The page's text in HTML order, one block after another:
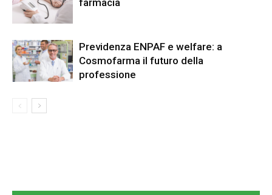
farmacia
Previdenza ENPAF e welfare: a
Cosmofarma il futuro della
professione